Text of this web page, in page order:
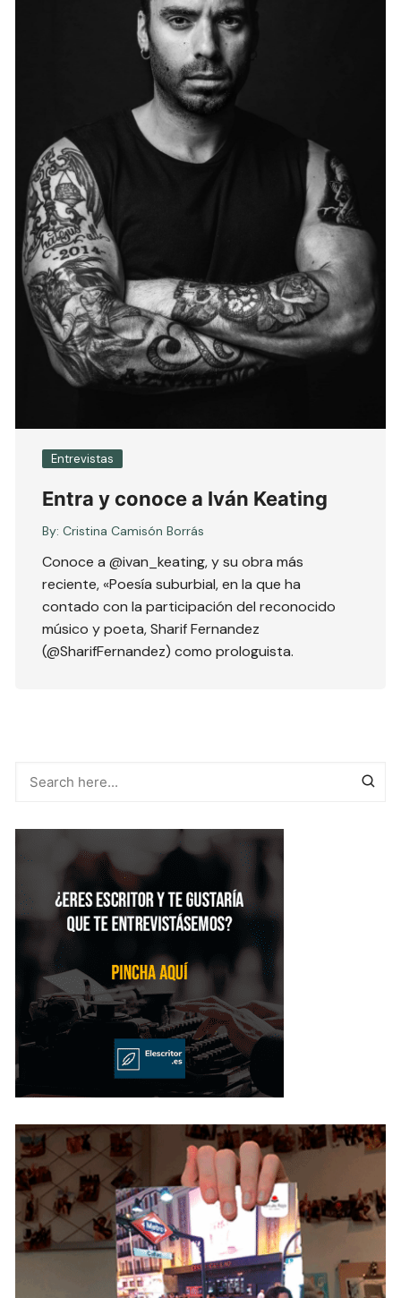
Entrevistas
Entra y conoce a Iván Keating
By: Cristina Camisón Borrás
Conoce a @ivan_keating, y su obra más
reciente, «Poesía suburbial, en la que ha
contado con la participación del reconocido
músico y poeta, Sharif Fernandez
(@SharifFernandez) como prologuista.